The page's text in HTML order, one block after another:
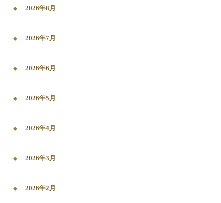
2026年8月
2026年7月
2026年6月
2026年5月
2026年4月
2026年3月
2026年2月